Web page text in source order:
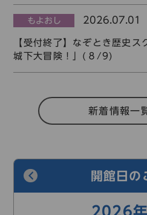
もよおし 2026.07.01
【受付終了】なぞとき歴史
城下大冒険！」(８/9)
新着情報一
開館日の
2026